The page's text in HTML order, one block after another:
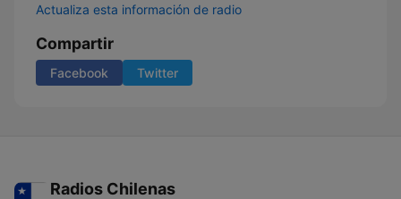
Actualiza esta información de radio
Compartir
Facebook Twitter
Radios Chilenas